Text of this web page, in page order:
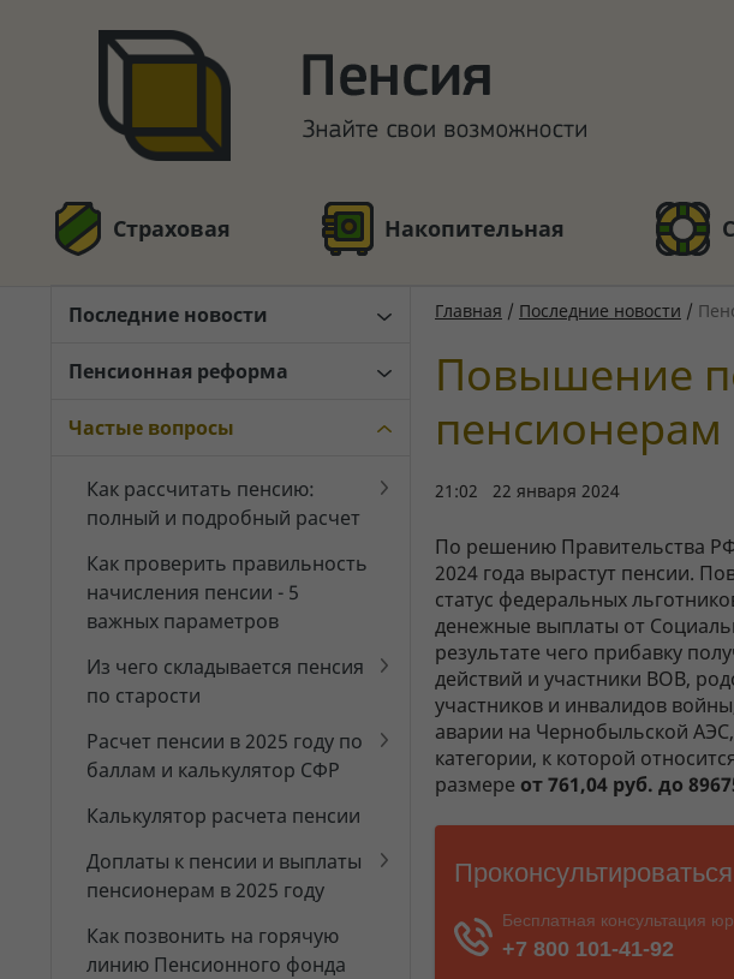
Страховая Накопительная
Последние новости
Пенсионная реформа
Частые вопросы
Как рассчитать пенсию:
полный и подробный расчет
Как проверить правильность
начисления пенсии - 5
важных параметров
Из чего складывается пенсия
по старости
Расчет пенсии в 2025 году по
баллам и калькулятор СФР
Калькулятор расчета пенсии
Доплаты к пенсии и выплаты
пенсионерам в 2025 году
Как позвонить на горячую
линию Пенсионного фонда
Главная / Последние новости /
Повышение
пенсионерам
21:02 22 января 2024
По решению Правительства
2024 года вырастут пенсии.
статус федеральных
денежные выплаты от
результате чего прибавку
действий и участники ВОВ,
участников и инвалидов
аварии на Чернобыльской
категории, к которой
размере от 761,04 руб. до